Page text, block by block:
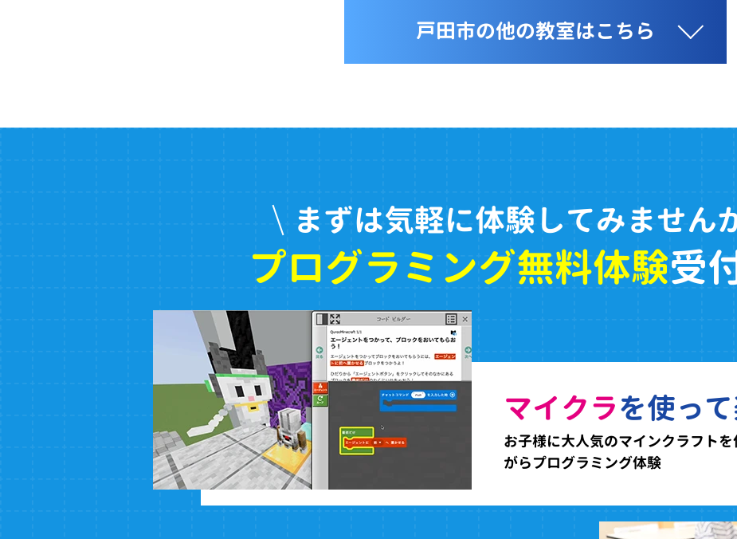
戸田市の他の教室はこちら
まずは気軽に体験してみません
プログラミング無料体験受
マイクラを使っ
お子様に大人気のマインクラフト
がらプログラミング体験